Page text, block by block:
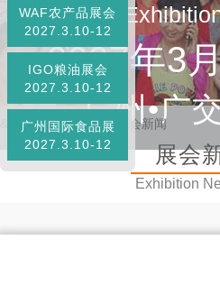
2027年3
广州•广
WAF农产品展会
2027.3.10-12
IGO粮油展会
2027.3.10-12
广州国际食品展
2027.3.10-12
首页»媒体中心 » 展会新闻
展会
Exhibition